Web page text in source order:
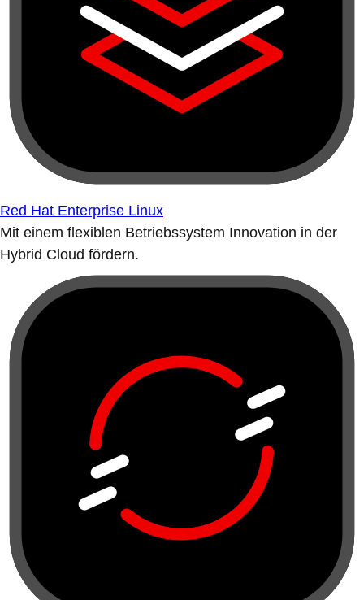
Red Hat Enterprise Linux
Mit einem flexiblen Betriebssystem Innovation in der
Hybrid Cloud fördern.